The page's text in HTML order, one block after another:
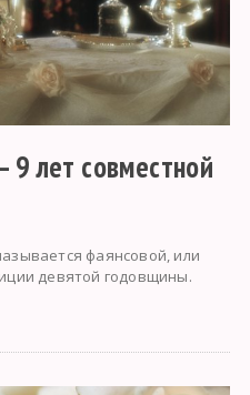
9 лет совместной
фаянсовой, или
девятой годовщины.